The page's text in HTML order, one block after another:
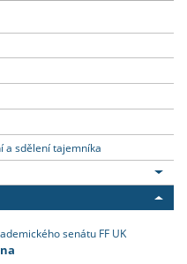
a sdělení tajemníka
senátu FF UK